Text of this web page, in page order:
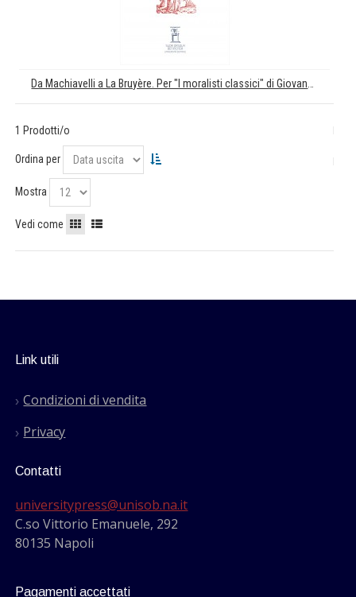
1 Prodotti/o
Ordina per
Mostra
Vedi come
Link utili
Condizioni di vendita
Privacy
Contatti
universitypress@unisob.na.it
C.so Vittorio Emanuele, 292
80135 Napoli
Pagamenti accettati